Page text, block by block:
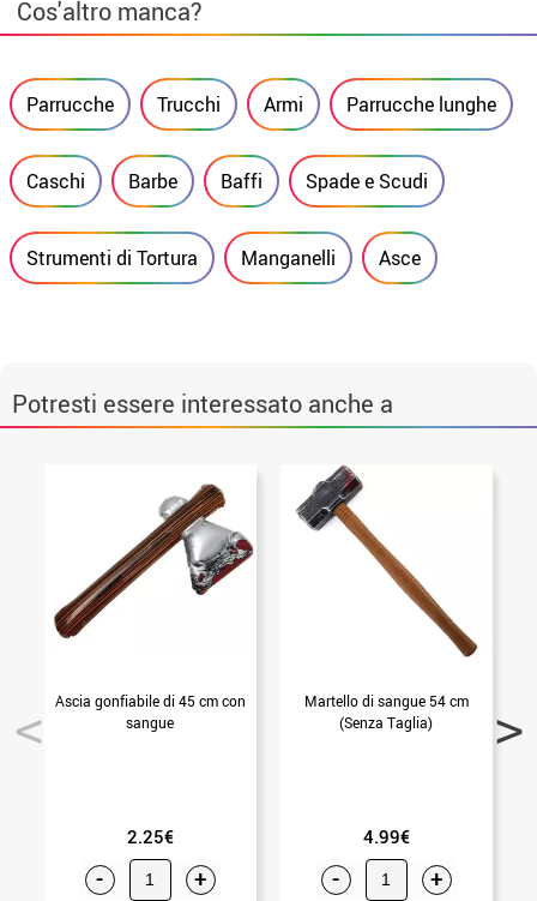
Cos'altro manca?
Parrucche Trucchi Armi Parrucche lunghe
Caschi Barbe Baffi Spade e Scudi
Strumenti di Tortura Manganelli Asce
Potresti essere interessato anche a
Ascia gonfiabile di 45 cm con
sangue
2.25€
- +
Martello di sangue 54 cm
(Senza Taglia)
4.99€
- +